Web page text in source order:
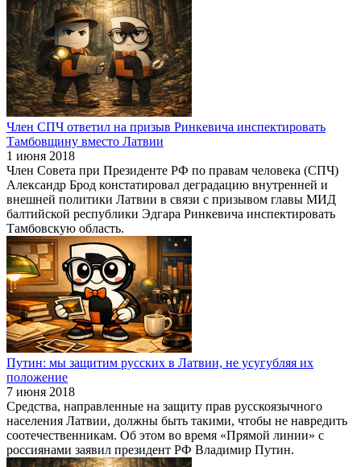
Член СПЧ ответил на призыв Ринкевича инспектировать
Тамбовщину вместо Латвии
1 июня 2018
Член Совета при Президенте РФ по правам человека (СПЧ)
Александр Брод констатировал деградацию внутренней и
внешней политики Латвии в связи с призывом главы МИД
балтийской республики Эдгара Ринкевича инспектировать
Тамбовскую область.
Путин: мы защитим русских в Латвии, не усугубляя их
положение
7 июня 2018
Средства, направленные на защиту прав русскоязычного
населения Латвии, должны быть такими, чтобы не навредить
соотечественникам. Об этом во время «Прямой линии» с
россиянами заявил президент РФ Владимир Путин.